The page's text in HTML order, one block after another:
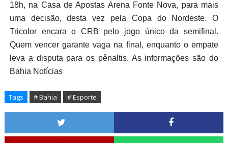
18h, na Casa de Apostas Arena Fonte Nova, para mais
uma decisão, desta vez pela Copa do Nordeste. O
Tricolor encara o CRB pelo jogo único da semifinal.
Quem vencer garante vaga na final, enquanto o empate
leva a disputa para os pênaltis. As informações são do
Bahia Notícias
Tags # Bahia # Esporte